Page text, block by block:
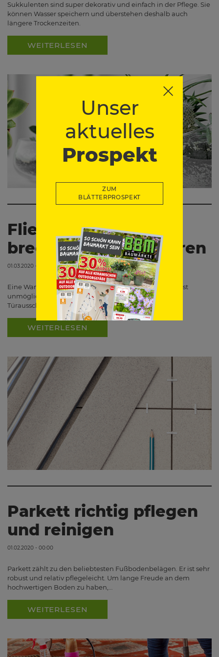
Unser
aktuelles
Prospekt
ZUM
BLÄTTERPROSPEKT
Sukkulenten sind super dekorativ und einfach in der Pflege. Sie
können Wasser speichern und überstehen deshalb auch
längere Trockenzeiten.
WEITERLESEN
Fliesen schneiden,
brechen, Löcher bohren
01.03.2020 - 00:00
Eine Wand zu fliesen, ohne schneiden zu müssen, ist fast
unmöglich. Es gibt Ecken, Kanten, Fensterbänke,
Türausschnitte, Rohre... Wir zeigen dir wie…
WEITERLESEN
Parkett richtig pflegen
und reinigen
01.02.2020 - 00:00
Parkett zählt zu den beliebtesten Fußbodenbelägen. Er ist sehr
robust und relativ pflegeleicht. Um lange Freude an dem
hochwertigen Boden zu haben,…
WEITERLESEN